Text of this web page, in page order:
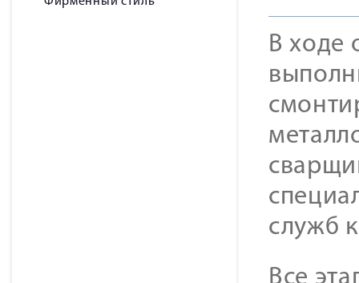
В ходе
служб